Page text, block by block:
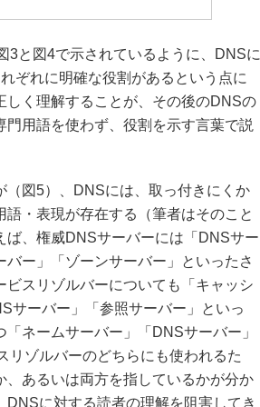
と図4で示されているように、DNSに
ぞれに明確な役割があるという点に
く理解することが、その後のDNSの
用語を使わず、役割を示す言葉で説
図5）、DNSには、取っ付きにくか
・表現が存在する（筆者はそのこと
ば、権威DNSサーバーには「DNSサー
ー」「ゾーンサーバー」といったさ
スリゾルバーについても「キャッシ
サーバー」「参照サーバー」といっ
ネームサーバー」「DNSサーバー」
リゾルバーのどちらにも使われるた
あるいは両方を指しているかが分か
に対する読者の理解を阻害してき